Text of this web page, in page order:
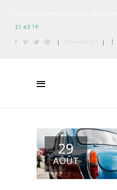
21 43 19
| | |
29
AOÛT